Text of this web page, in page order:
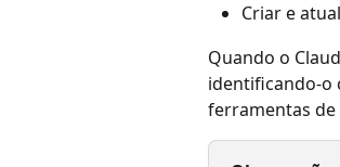
Criar e
Quando o
identificando-o
ferramentas de